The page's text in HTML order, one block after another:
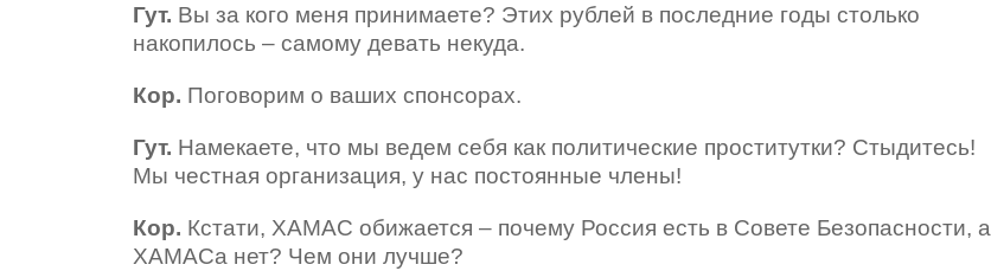
Гут. Вы за кого меня принимаете? Этих рублей в последние годы столько
накопилось – самому девать некуда.
Кор. Поговорим о ваших спонсорах.
Гут. Намекаете, что мы ведем себя как политические проститутки? Стыдитесь!
Мы честная организация, у нас постоянные члены!
Кор. Кстати, ХАМАС обижается – почему Россия есть в Совете Безопасности, а
ХАМАСа нет? Чем они лучше?